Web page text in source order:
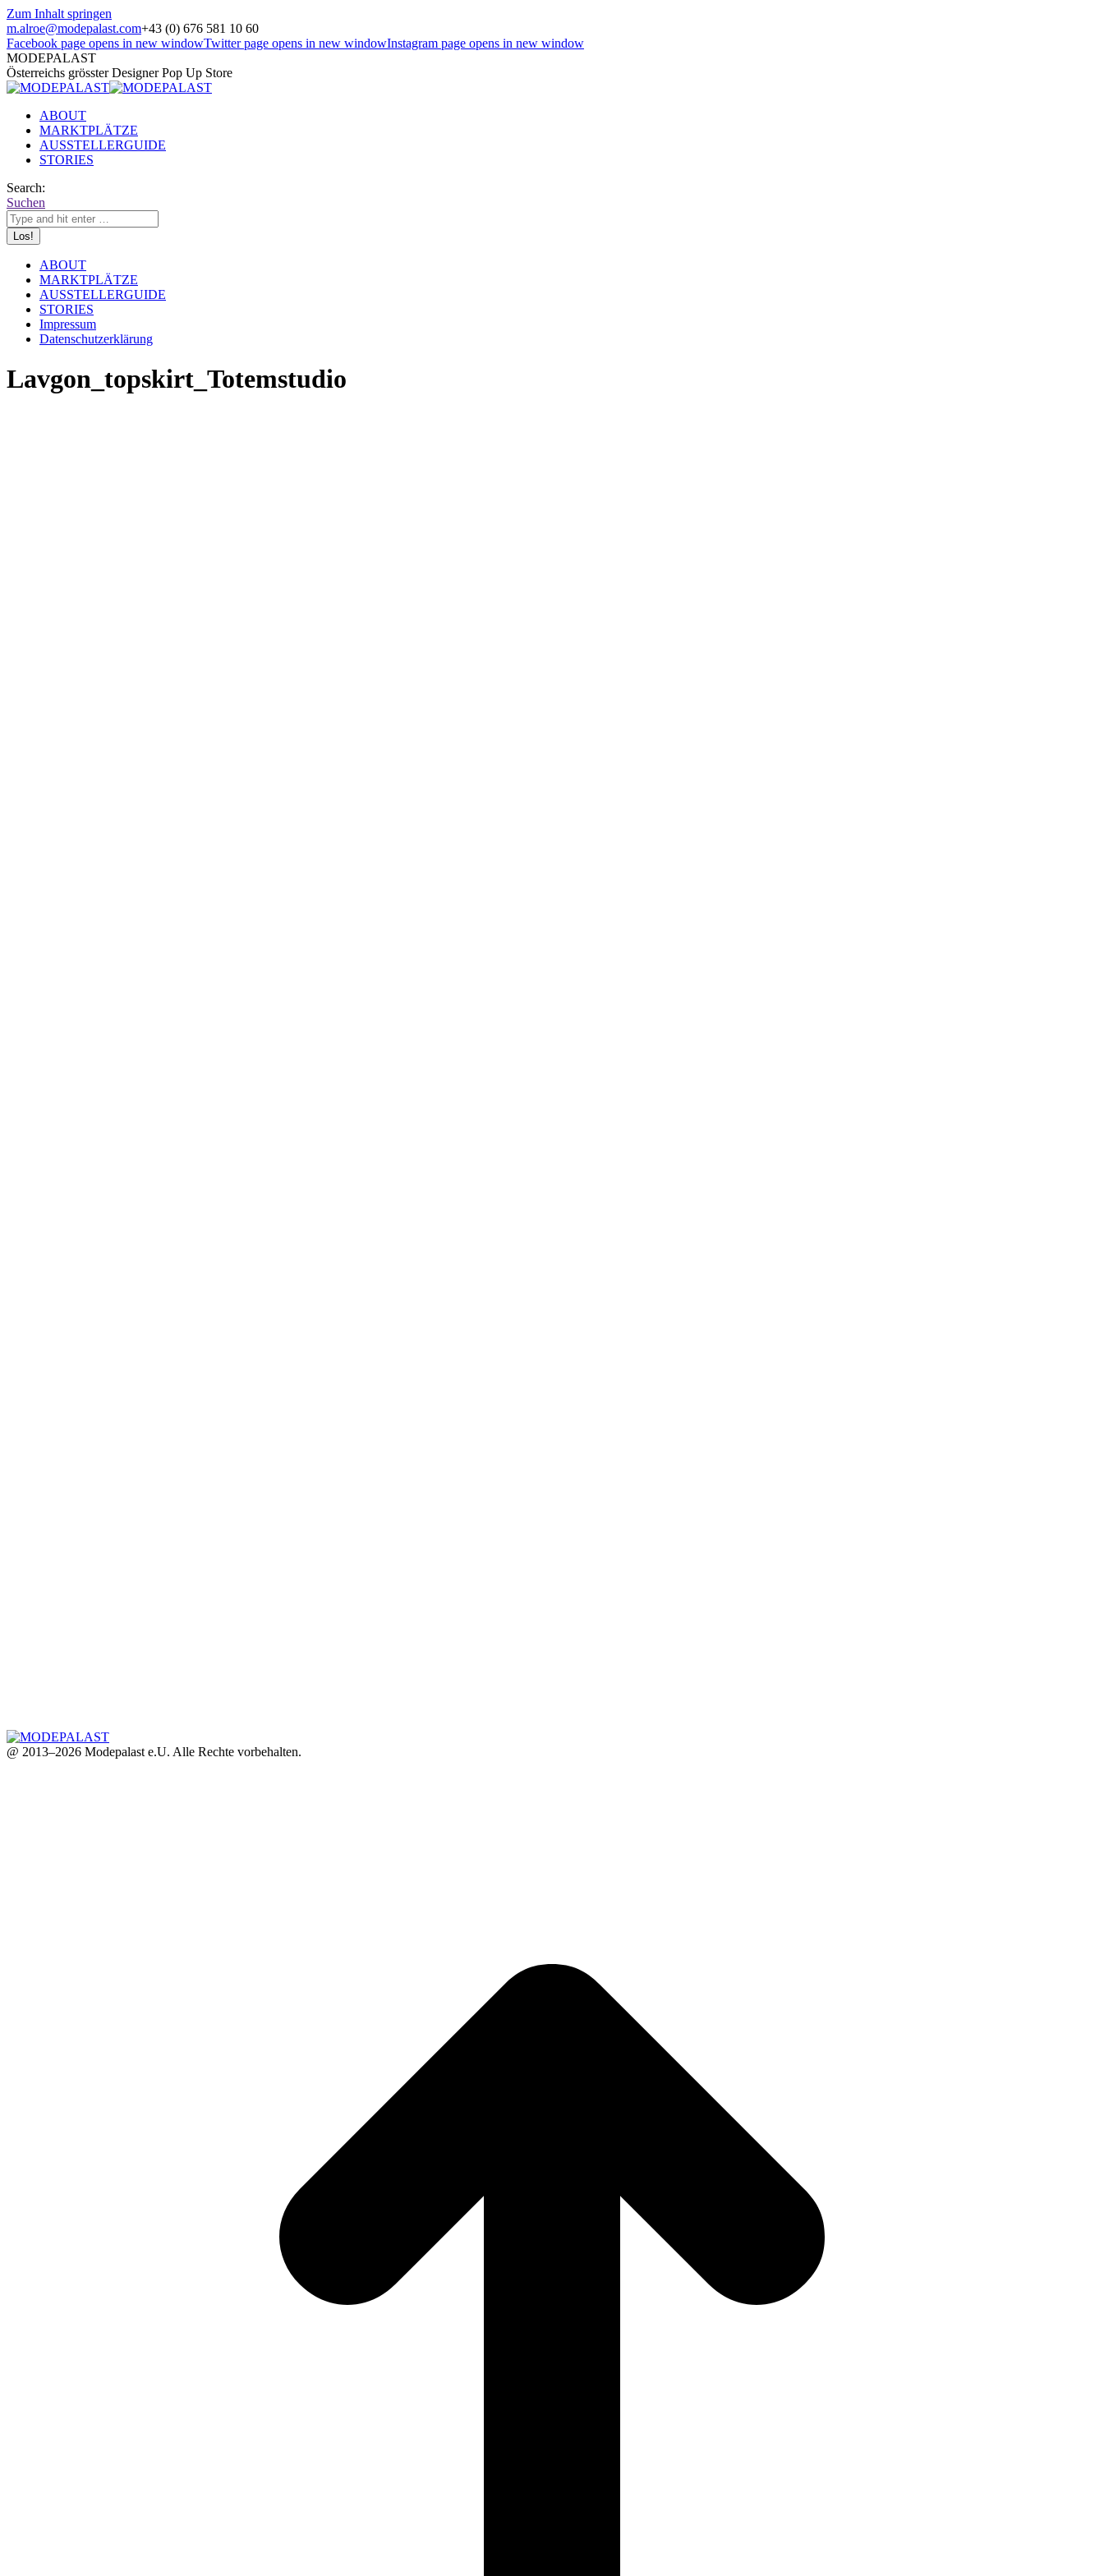
Zum Inhalt springen
m.alroe@modepalast.com+43 (0) 676 581 10 60
Facebook page opens in new windowTwitter page opens in new windowInstagram page opens in new window
MODEPALAST
Österreichs grösster Designer Pop Up Store
ABOUT
MARKTPLÄTZE
AUSSTELLERGUIDE
STORIES
Search:
Suchen
ABOUT
MARKTPLÄTZE
AUSSTELLERGUIDE
STORIES
Impressum
Datenschutzerklärung
Lavgon_topskirt_Totemstudio
@ 2013–2026 Modepalast e.U. Alle Rechte vorbehalten.